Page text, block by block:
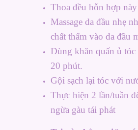
Thoa đều hỗn hợp
Massage da đầu nhẹ
chất thấm vào da đầu
Dùng khăn quấn ủ
20 phút.
Gội sạch lại tóc với
Thực hiện 2 lần/tuần
ngừa gàu tái phát